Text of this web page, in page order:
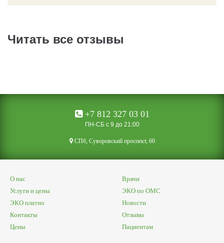
Читать все отзывы
+7 812 327 03 01
ПН-СБ с 9 до 21:00
CПб, Суворовский проспект, 60
О нас
Врачи
Услуги и цены
ЭКО по ОМС
ЭКО платно
Новости
Контакты
Отзывы
Цены
Пациентам